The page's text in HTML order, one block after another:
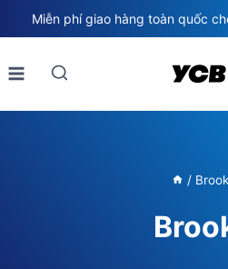
to
content
Miễn phí giao hàng toàn quốc
/